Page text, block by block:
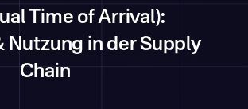
Time of Arrival):
Nutzung in der Supply
Chain